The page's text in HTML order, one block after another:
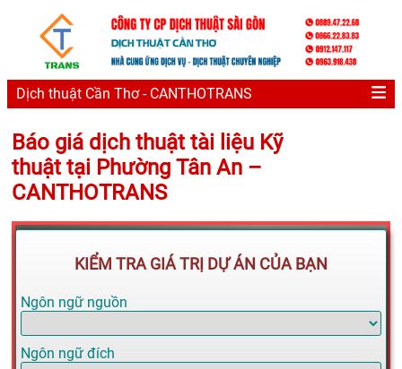
Dịch thuật Cần Thơ - CANTHOTRANS
Báo giá dịch thuật tài liệu Kỹ
thuật tại Phường Tân An –
CANTHOTRANS
KIỂM TRA GIÁ TRỊ DỰ ÁN CỦA BẠN
Ngôn ngữ nguồn
Ngôn ngữ đích